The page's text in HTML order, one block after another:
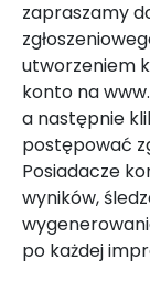
zapraszamy
utworzeniem
konto na
a następnie
postępować
Posiadacze
wyników,
po każdej